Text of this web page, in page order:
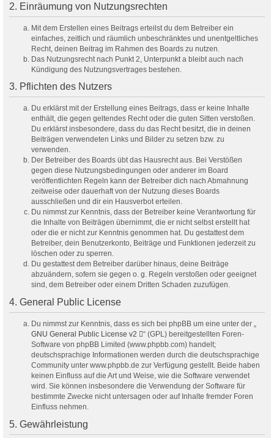
2. Einräumung von Nutzungsrechten
Mit dem Erstellen eines Beitrags erteilst du dem Betreiber ein
einfaches, zeitlich und räumlich unbeschränktes und unentgeltliches
Recht, deinen Beitrag im Rahmen des Boards zu nutzen.
Das Nutzungsrecht nach Punkt 2, Unterpunkt a bleibt auch nach
Kündigung des Nutzungsvertrages bestehen.
3. Pflichten des Nutzers
Du erklärst mit der Erstellung eines Beitrags, dass er keine Inhalte
enthält, die gegen geltendes Recht oder die guten Sitten verstoßen.
Du erklärst insbesondere, dass du das Recht besitzt, die in deinen
Beiträgen verwendeten Links und Bilder zu setzen bzw. zu
verwenden.
Der Betreiber des Boards übt das Hausrecht aus. Bei Verstößen
gegen diese Nutzungsbedingungen oder anderer im Board
veröffentlichten Regeln kann der Betreiber dich nach Abmahnung
zeitweise oder dauerhaft von der Nutzung dieses Boards
ausschließen und dir ein Hausverbot erteilen.
Du nimmst zur Kenntnis, dass der Betreiber keine Verantwortung für
die Inhalte von Beiträgen übernimmt, die er nicht selbst erstellt hat
oder die er nicht zur Kenntnis genommen hat. Du gestattest dem
Betreiber, dein Benutzerkonto, Beiträge und Funktionen jederzeit zu
löschen oder zu sperren.
Du gestattest dem Betreiber darüber hinaus, deine Beiträge
abzuändern, sofern sie gegen o. g. Regeln verstoßen oder geeignet
sind, dem Betreiber oder einem Dritten Schaden zuzufügen.
4. General Public License
Du nimmst zur Kenntnis, dass es sich bei phpBB um eine unter der „
GNU General Public License v2
“ (GPL) bereitgestellten Foren-
Software von phpBB Limited (www.phpbb.com) handelt;
deutschsprachige Informationen werden durch die deutschsprachige
Community unter www.phpbb.de zur Verfügung gestellt. Beide haben
keinen Einfluss auf die Art und Weise, wie die Software verwendet
wird. Sie können insbesondere die Verwendung der Software für
bestimmte Zwecke nicht untersagen oder auf Inhalte fremder Foren
Einfluss nehmen.
5. Gewährleistung